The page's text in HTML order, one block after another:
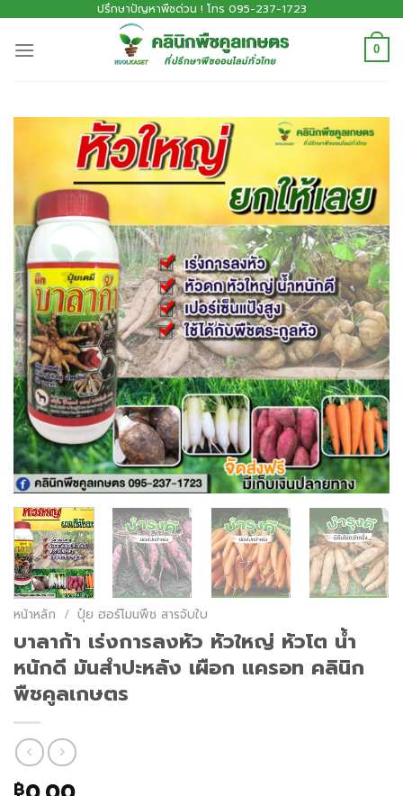
ปรึกษาปัญหาพืชด่วน ! โทร 095-237-1723
0
หน้าหลัก / ปุ๋ย ฮอร์โมนพืช สารจับใบ
บาลาก้า เร่งการลงหัว หัวใหญ่ หัวโต น้ำ
หนักดี มันสำปะหลัง เผือก แครอท คลินิก
พืชคูลเกษตร
฿